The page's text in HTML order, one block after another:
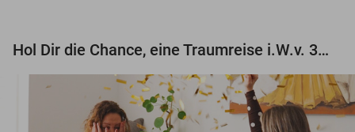
Hol Dir die Chance, eine Traumreise i.W.v. 3.000 € zu gewinnen!